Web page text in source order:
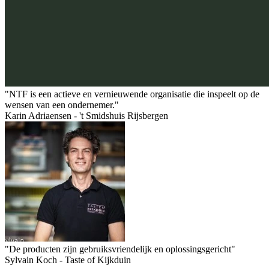
"NTF is een actieve en vernieuwende organisatie die inspeelt op de
wensen van een ondernemer."
Karin Adriaensen - 't Smidshuis Rijsbergen
"De producten zijn gebruiksvriendelijk en oplossingsgericht"
Sylvain Koch - Taste of Kijkduin